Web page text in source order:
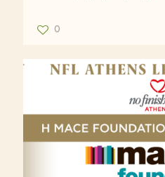
0